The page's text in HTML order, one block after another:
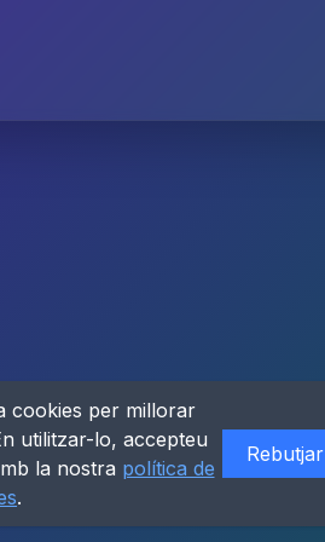
cookies per millorar
utilitzar-lo, accepteu
la nostra política de
.
Rebutjar